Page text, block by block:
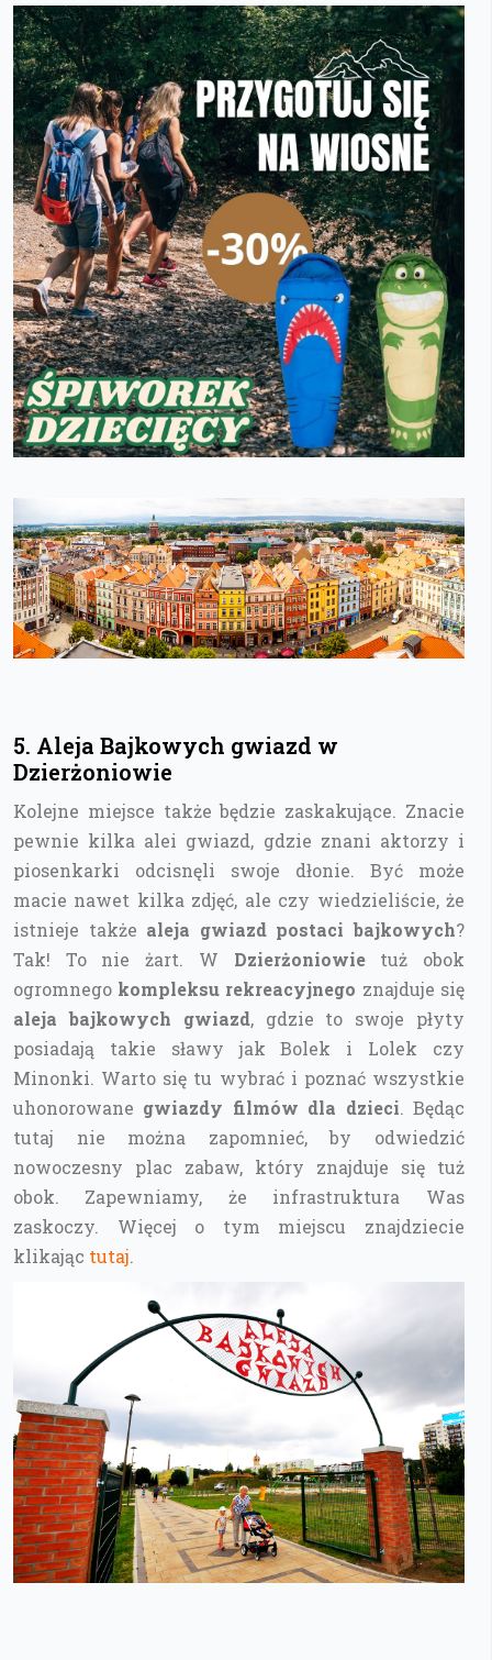
5. Aleja Bajkowych gwiazd w
Dzierżoniowie
Kolejne miejsce także będzie zaskakujące. Znacie
pewnie kilka alei gwiazd, gdzie znani aktorzy i
piosenkarki odcisnęli swoje dłonie. Być może
macie nawet kilka zdjęć, ale czy wiedzieliście, że
istnieje także aleja gwiazd postaci bajkowych?
Tak! To nie żart. W Dzierżoniowietuż obok
ogromnego kompleksu rekreacyjnego znajduje się
aleja bajkowych gwiazd, gdzie to swoje płyty
posiadają takie sławy jak Bolek i Lolek czy
Minonki. Warto się tu wybrać i poznać wszystkie
uhonorowane gwiazdy filmów dla dzieci. Będąc
tutaj nie można zapomnieć, by odwiedzić
nowoczesny plac zabaw, który znajduje się tuż
obok. Zapewniamy, że infrastruktura Was
zaskoczy. Więcej o tym miejscu znajdziecie
klikając tutaj.